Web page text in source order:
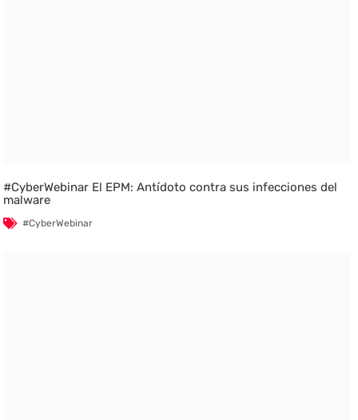
#CyberWebinar El EPM: Antídoto contra sus infecciones del
malware
#CyberWebinar